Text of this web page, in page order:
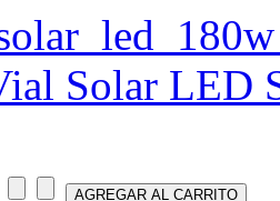
Solar LED